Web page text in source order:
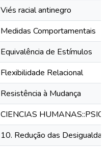
Viés racial antinegro
Medidas Comportamentais
Equivalência de Estímulos
Flexibilidade Relacional
Resistência à Mudança
CIENCIAS
10. Redução das